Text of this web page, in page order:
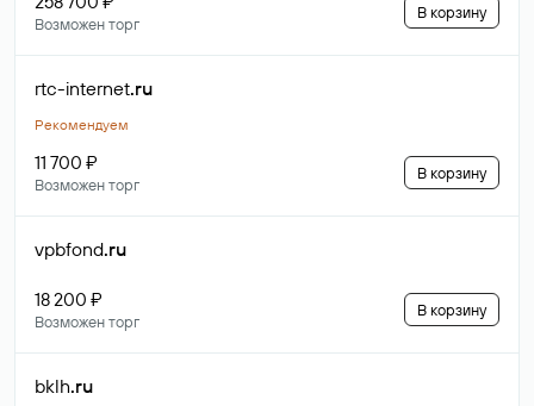
Возможен торг
В корзину
rtc-internet.ru
Рекомендуем
11 700 ₽
Возможен торг
В корзину
vpbfond.ru
18 200 ₽
Возможен торг
В корзину
bklh.ru